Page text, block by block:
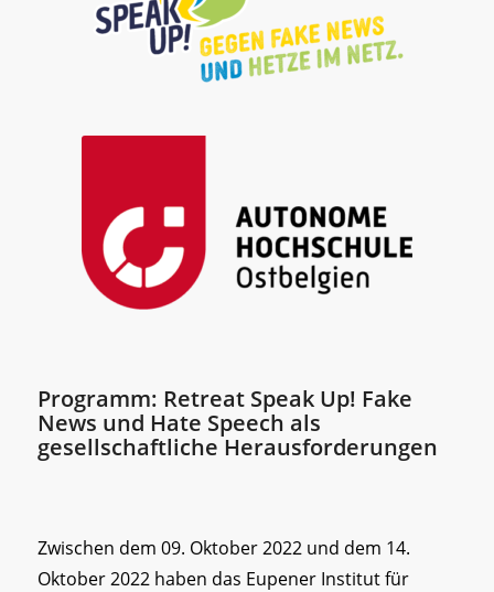
Programm: Retreat Speak Up! Fake
News und Hate Speech als
gesellschaftliche Herausforderungen
Zwischen dem 09. Oktober 2022 und dem 14.
Oktober 2022 haben das Eupener Institut für